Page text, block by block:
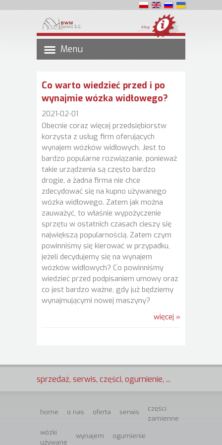
blog
Menu
Co warto wiedzieć przed i po
wynajmie wózka widłowego?
2021-02-01
Obecnie coraz więcej przedsiębiorstw
korzysta z usług firm oferujących
wynajem wózków widłowych. Jest to
bardzo popularne rozwiązanie, ponieważ
takie urządzenia są często bardzo
drogie, a żadna firma nie chce
zdecydować się na kupno używanego
wózka widłowego. Zatem jak można
zauważyć, to właśnie wypożyczenie
sprzętu w ostatnich czasach cieszy się
największą popularnością. Zatem czym
powinniśmy się kierować w przypadku,
jeżeli decydujemy się na wynajem
wózków widłowych? Co powinniśmy
wiedzieć przed podpisaniem umowy oraz
co jest bardzo ważne, gdy już będziemy
wynajmującymi nowej maszyny?
więcej »
sprzedaż, serwis, części, ogumienie, ...
home o nas oferta serwis
części
zamienne
wózki
używane
wynajem ogumienie